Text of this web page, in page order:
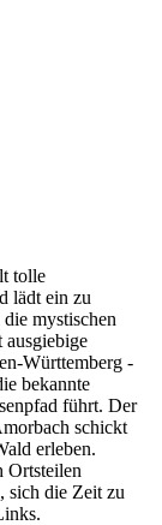
tolle
lädt ein zu
mystischen
ausgiebige
Württemberg -
bekannte
führt. Der
schickt
erleben.
Ortsteilen
sich die Zeit zu